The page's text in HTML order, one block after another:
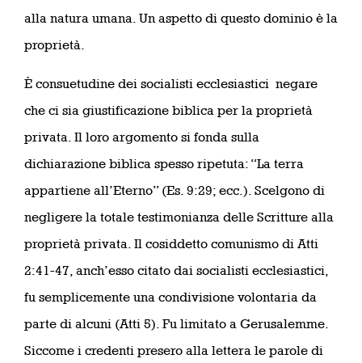
alla natura umana. Un aspetto di questo dominio è la
proprietà.
È consuetudine dei socialisti ecclesiastici negare
che ci sia giustificazione biblica per la proprietà
privata. Il loro argomento si fonda sulla
dichiarazione biblica spesso ripetuta: “La terra
appartiene all’Eterno” (Es. 9:29; ecc.). Scelgono di
negligere la totale testimonianza delle Scritture alla
proprietà privata. Il cosiddetto comunismo di Atti
2:41-47, anch’esso citato dai socialisti ecclesiastici,
fu semplicemente una condivisione volontaria da
parte di alcuni (Atti 5). Fu limitato a Gerusalemme.
Siccome i credenti presero alla lettera le parole di